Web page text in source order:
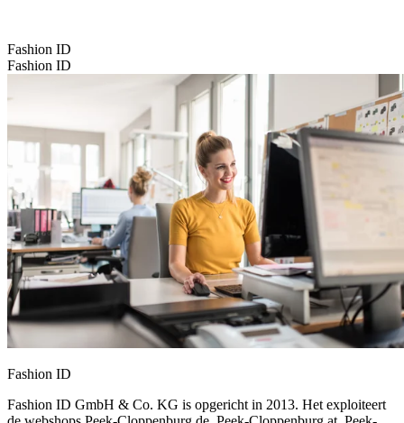
Fashion ID
Fashion ID
Fashion ID
Fashion ID GmbH & Co. KG is opgericht in 2013. Het exploiteert